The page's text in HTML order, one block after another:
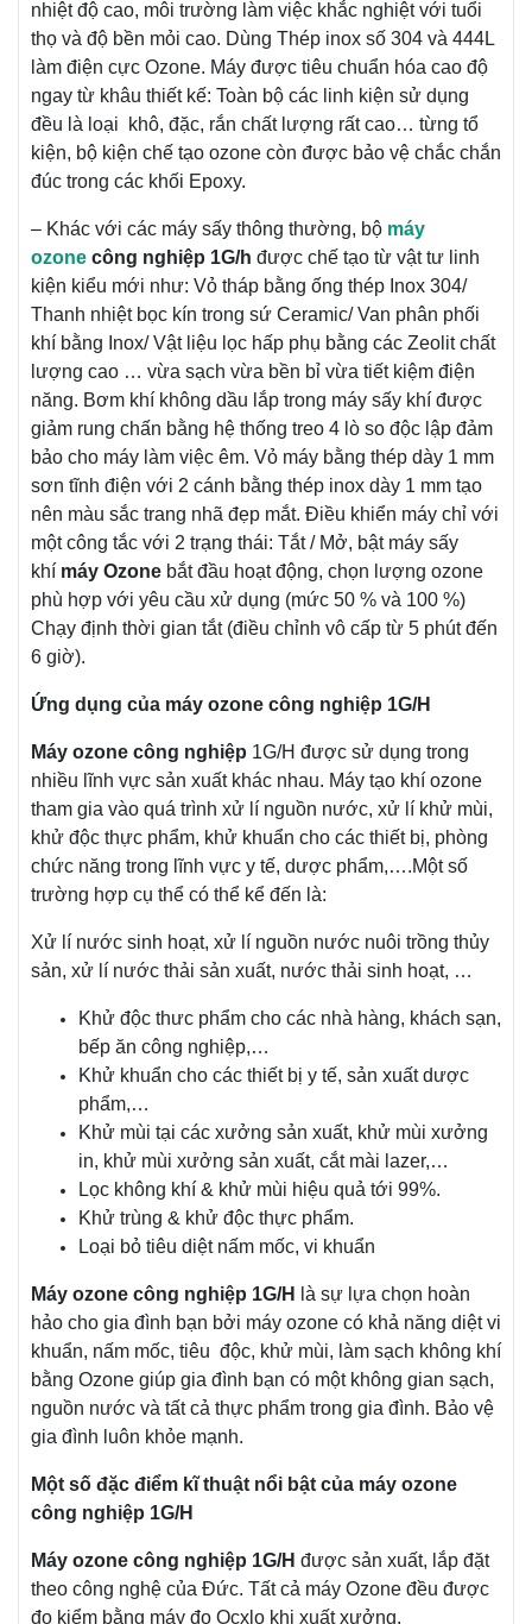
nhiệt độ cao, môi trường làm việc khắc nghiệt với tuổi
thọ và độ bền mỏi cao. Dùng Thép inox số 304 và 444L
làm điện cực Ozone. Máy được tiêu chuẩn hóa cao độ
ngay từ khâu thiết kế: Toàn bộ các linh kiện sử dụng
đều là loại khô, đặc, rắn chất lượng rất cao… từng tổ
kiện, bộ kiện chế tạo ozone còn được bảo vệ chắc chắn
đúc trong các khối Epoxy.
– Khác với các máy sấy thông thường, bộ máy
ozone công nghiệp 1G/h được chế tạo từ vật tư linh
kiện kiểu mới như: Vỏ tháp bằng ống thép Inox 304/
Thanh nhiệt bọc kín trong sứ Ceramic/ Van phân phối
khí bằng Inox/ Vật liệu lọc hấp phụ bằng các Zeolit chất
lượng cao … vừa sạch vừa bền bỉ vừa tiết kiệm điện
năng. Bơm khí không dầu lắp trong máy sấy khí được
giảm rung chấn bằng hệ thống treo 4 lò so độc lập đảm
bảo cho máy làm việc êm. Vỏ máy bằng thép dày 1 mm
sơn tĩnh điện với 2 cánh bằng thép inox dày 1 mm tạo
nên màu sắc trang nhã đẹp mắt. Điều khiển máy chỉ với
một công tắc với 2 trạng thái: Tắt / Mở, bật máy sấy
khí máy Ozone bắt đầu hoạt động, chọn lượng ozone
phù hợp với yêu cầu xử dụng (mức 50 % và 100 %)
Chạy định thời gian tắt (điều chỉnh vô cấp từ 5 phút đến
6 giờ).
Ứng dụng của máy ozone công nghiệp 1G/H
Máy ozone công nghiệp 1G/H được sử dụng trong
nhiều lĩnh vực sản xuất khác nhau. Máy tạo khí ozone
tham gia vào quá trình xử lí nguồn nước, xử lí khử mùi,
khử độc thực phẩm, khử khuẩn cho các thiết bị, phòng
chức năng trong lĩnh vực y tế, dược phẩm,….Một số
trường hợp cụ thể có thể kể đến là:
Xử lí nước sinh hoạt, xử lí nguồn nước nuôi trồng thủy
sản, xử lí nước thải sản xuất, nước thải sinh hoạt, …
Khử độc thưc phẩm cho các nhà hàng, khách sạn,
bếp ăn công nghiệp,…
Khử khuẩn cho các thiết bị y tế, sản xuất dược
phẩm,…
Khử mùi tại các xưởng sản xuất, khử mùi xưởng
in, khử mùi xưởng sản xuất, cắt mài lazer,…
Lọc không khí & khử mùi hiệu quả tới 99%.
Khử trùng & khử độc thực phẩm.
Loại bỏ tiêu diệt nấm mốc, vi khuẩn
Máy ozone công nghiệp 1G/H
là sự lựa chọn hoàn
hảo cho gia đình bạn bởi máy ozone có khả năng diệt vi
khuẩn, nấm mốc, tiêu độc, khử mùi, làm sạch không khí
bằng Ozone giúp gia đình bạn có một không gian sạch,
nguồn nước và tất cả thực phẩm trong gia đình. Bảo vệ
gia đình luôn khỏe mạnh.
Một số đặc điểm kĩ thuật nổi bật của máy ozone
công nghiệp 1G/H
Máy ozone công nghiệp 1G/H được sản xuất, lắp đặt
theo công nghệ của Đức. Tất cả máy Ozone đều được
đo kiểm bằng máy đo Ocxlo khi xuất xưởng.